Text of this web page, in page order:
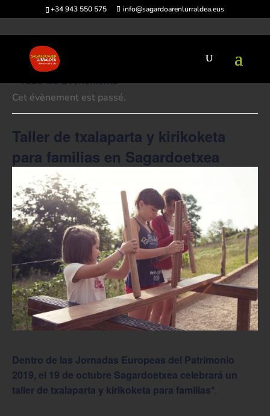
+34 943 550 575 info@sagardoarenlurraldea.eus
« Tous les Évènements
Cet évènement est passé.
Taller de txalaparta y kirikoketa
para familias en Sagardoetxea
Dentro de las Jornadas Europeas del Patrimonio
2019, el 19 de octubre Sagardoetxea celebrará un
taller de txalaparta y kirikoketa para familias*.